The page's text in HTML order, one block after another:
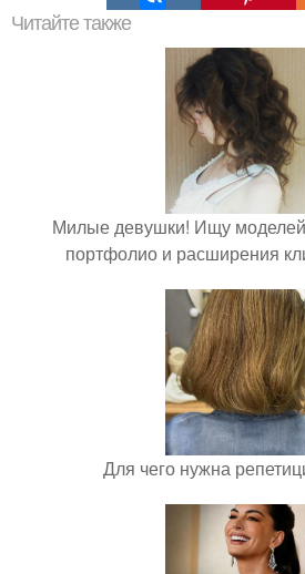
Читайте также
Милые девушки! Ищу
портфолио и расширения
Для чего нужна